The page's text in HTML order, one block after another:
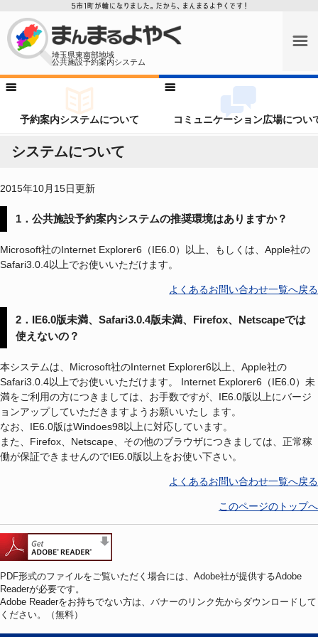
埼玉県東南部地域
公共施設予約案内システム
予約案内システムについて コミュニケーション広場につい
システムについて
2015年10月15日更新
1．公共施設予約案内システムの推奨環境はありますか？
Microsoft社のInternet Explorer6（IE6.0）以上、もしくは、Apple社の
Safari3.0.4以上でお使いいただけます。
よくあるお問い合わせ一覧へ戻る
2．IE6.0版未満、Safari3.0.4版未満、Firefox、Netscapeでは
使えないの？
本システムは、Microsoft社のInternet Explorer6以上、Apple社の
Safari3.0.4以上でお使いいただけます。 Internet Explorer6（IE6.0）未
満をご利用の方につきましては、お手数ですが、IE6.0版以上にバージ
ョンアップしていただきますようお願いいたし ます。
なお、IE6.0版はWindoes98以上に対応しています。
また、Firefox、Netscape、その他のブラウザにつきましては、正常稼
働が保証できませんのでIE6.0版以上をお使い下さい。
よくあるお問い合わせ一覧へ戻る
このページのトップへ
PDF形式のファイルをご覧いただく場合には、Adobe社が提供するAdobe
Readerが必要です。
Adobe Readerをお持ちでない方は、バナーのリンク先からダウンロードして
ください。（無料）